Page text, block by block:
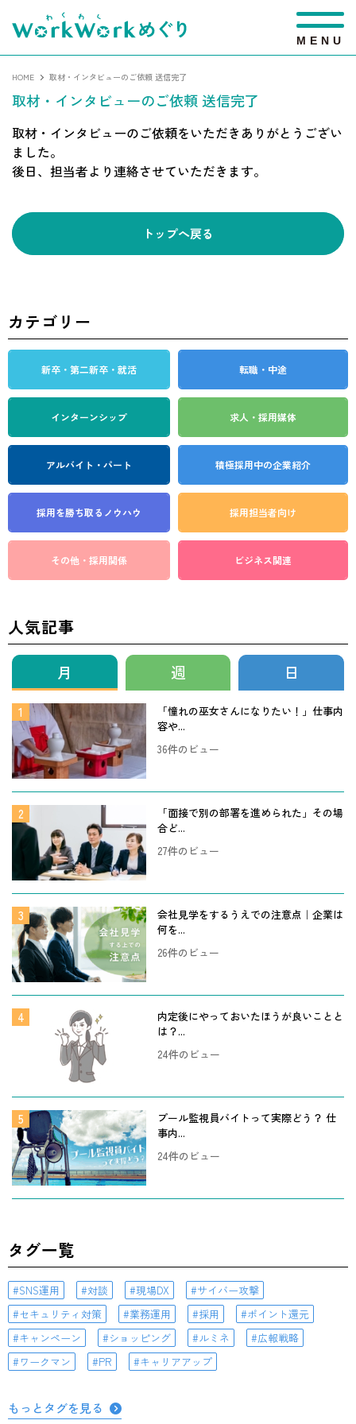
M E N U
HOME 取材・インタビューのご依頼 送信完了
取材・インタビューのご依頼 送信完了
取材・インタビューのご依頼をいただきありがとうござい
ました。
後日、担当者より連絡させていただきます。
トップへ戻る
カテゴリー
新卒・第二新卒・就活 転職・中途
インターンシップ 求人・採用媒体
アルバイト・パート 積極採用中の企業紹介
採用を勝ち取る ノウハウ 採用担当者向け
その他・採用関係 ビジネス関連
人気記事
月 週 日
「憧れの巫女さんになりたい！」仕事内
容や...
36件のビュー
「面接で別の部署を進められた」その場
合ど...
27件のビュー
会社見学をするうえでの注意点｜企業は
何を...
26件のビュー
内定後にやっておいたほうが良いことと
は？...
24件のビュー
プール監視員バイトって実際どう？ 仕
事内...
24件のビュー
タグ一覧
SNS運用 対談 現場DX
サイバー攻撃
セキュリティ対策
業務運用 採用
ポイント還元
キャンペーン
ショッピング ルミネ
広報戦略
ワークマン
PR キャリアアップ
もっとタグを見る